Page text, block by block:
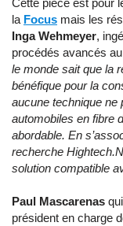
la Focus mais les
Inga Wehmeyer,
procédés avancés
le monde sait que la
bénéfique pour la
aucune technique ne
automobiles en fibre
abordable. En
recherche
solution compatible
Paul Mascarenas
président en charge